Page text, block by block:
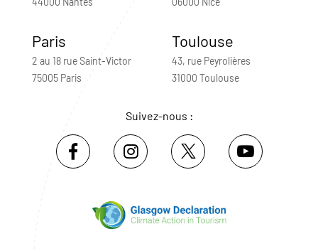
Paris
2 au 18 rue Saint-Victor
75005 Paris
Toulouse
43, rue Peyrolières
31000 Toulouse
Suivez-nous :